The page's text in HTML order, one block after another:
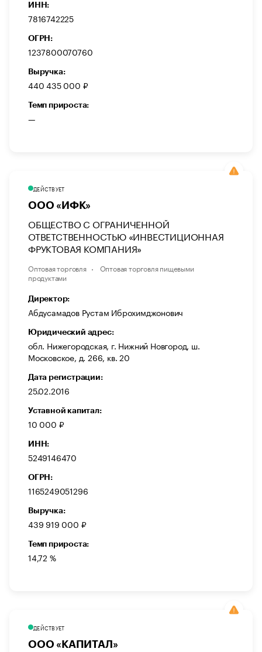
ИНН:
7816742225
ОГРН:
1237800070760
Выручка:
440 435 000 ₽
Темп прироста:
—
ДЕЙСТВУЕТ
ООО «ИФК»
ОБЩЕСТВО С ОГРАНИЧЕННОЙ
ОТВЕТСТВЕННОСТЬЮ «ИНВЕСТИЦИОННАЯ
ФРУКТОВАЯ КОМПАНИЯ»
Оптовая торговля
Оптовая торговля пищевыми
продуктами
Директор:
Абдусамадов Рустам Иброхимджонович
Юридический адрес:
обл. Нижегородская, г. Нижний Новгород, ш.
Московское, д. 266, кв. 20
Дата регистрации:
25.02.2016
Уставной капитал:
10 000 ₽
ИНН:
5249146470
ОГРН:
1165249051296
Выручка:
439 919 000 ₽
Темп прироста:
14,72 %
ДЕЙСТВУЕТ
ООО «КАПИТАЛ»